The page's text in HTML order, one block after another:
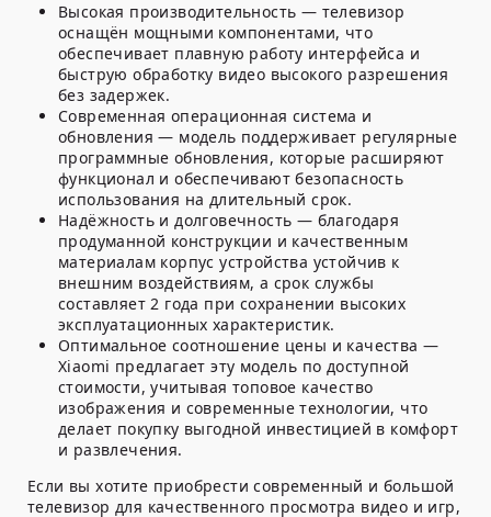
Высокая производительность — телевизор
оснащён мощными компонентами, что
обеспечивает плавную работу интерфейса и
быструю обработку видео высокого разрешения
без задержек.
Современная операционная система и
обновления — модель поддерживает регулярные
программные обновления, которые расширяют
функционал и обеспечивают безопасность
использования на длительный срок.
Надёжность и долговечность — благодаря
продуманной конструкции и качественным
материалам корпус устройства устойчив к
внешним воздействиям, а срок службы
составляет 2 года при сохранении высоких
эксплуатационных характеристик.
Оптимальное соотношение цены и качества —
Xiaomi предлагает эту модель по доступной
стоимости, учитывая топовое качество
изображения и современные технологии, что
делает покупку выгодной инвестицией в комфорт
и развлечения.
Если вы хотите приобрести современный и большой
телевизор для качественного просмотра видео и игр,